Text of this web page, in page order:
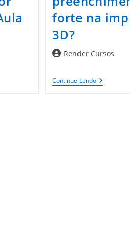
forte na
3D?
AutorRender Cursos
Continue LendoQual
É